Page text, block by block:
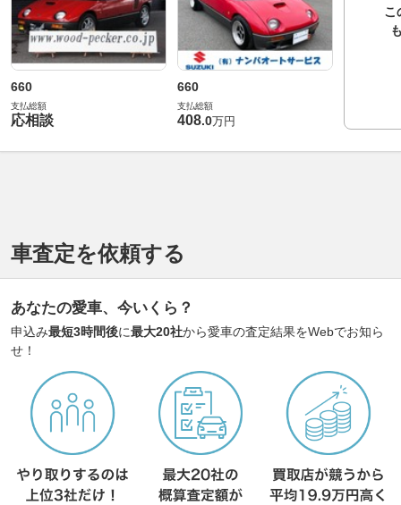
660
支払総額
応相談
660
支払総額
408.0万円
こ
車査定を依頼する
あなたの愛車、今いくら？
申込み最短3時間後に最大20社から愛車の査定結果をWebでお知ら
せ！